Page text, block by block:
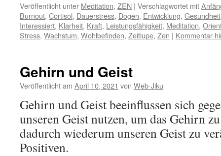
Veröffentlicht unter Meditation, ZEN | Verschlagwortet mit
Burnout, Cortisol, Dauerstress, Dogen, Entwicklung, Gesundheit
Interessiert, Klarheit, Kraft, Leistungsfähigkeit, Meditation,
Stress, Wachstum, Wohlbefinden, Zeitlupe, Zen | Kommentar
Gehirn und Geist
Veröffentlicht am April 10, 2021 von Web-Jiku
Gehirn und Geist beeinflussen sich
unseren Geist nutzen, um das Gehirn
dadurch wiederum unseren Geist zu
Positiven.